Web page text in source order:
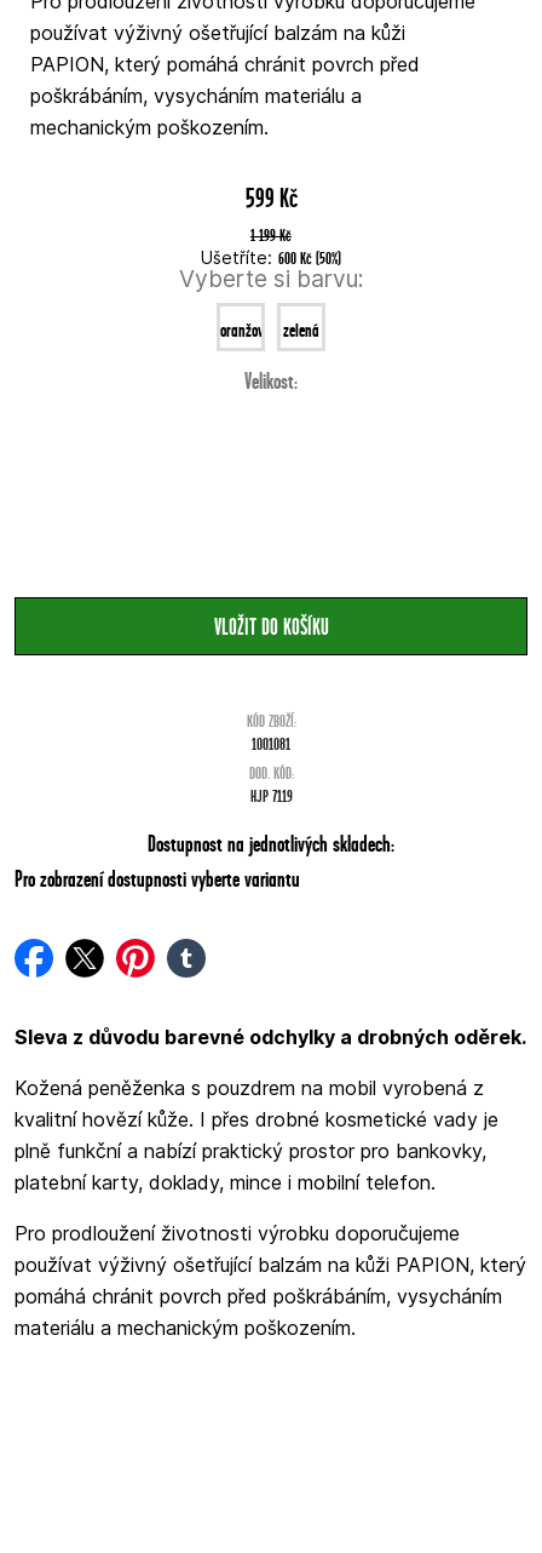
používat výživný ošetřující balzám na kůži
PAPION, který pomáhá chránit povrch před
poškrábáním, vysycháním materiálu a
mechanickým poškozením.
599 Kč
1 199 Kč
Ušetříte: 600 Kč (50%)
Vyberte si barvu:
oranžová zelená
Velikost:
KÓD ZBOŽÍ:
1001081
DOD. KÓD:
HJP 7119
Dostupnost na jednotlivých skladech:
Pro zobrazení dostupnosti vyberte variantu
facebook
twitterpinterest
tumblr
Sleva z důvodu barevné odchylky a drobných oděrek.
Kožená peněženka s pouzdrem na mobil vyrobená z
kvalitní hovězí kůže. I přes drobné kosmetické vady je
plně funkční a nabízí praktický prostor pro bankovky,
platební karty, doklady, mince i mobilní telefon.
Pro prodloužení životnosti výrobku doporučujeme
používat výživný ošetřující balzám na kůži PAPION, který
pomáhá chránit povrch před poškrábáním, vysycháním
materiálu a mechanickým poškozením.